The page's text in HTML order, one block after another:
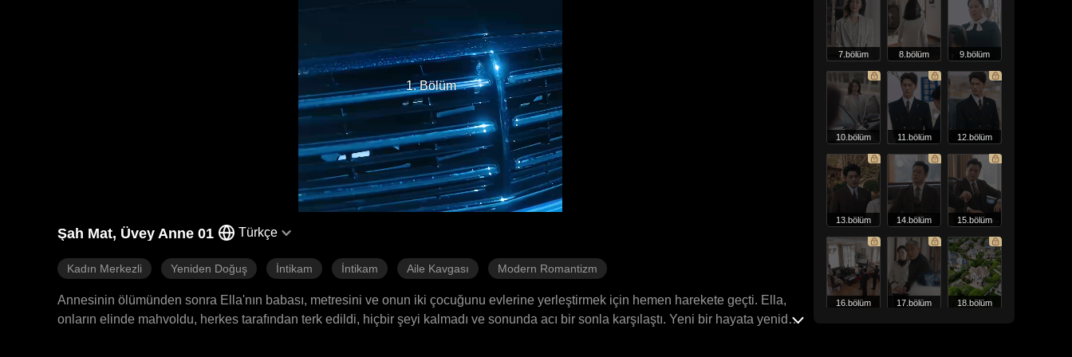
1. Bölüm
Şah Mat, Üvey Anne 01 Türkçe
Kadın Merkezli Yeniden Doğuş İntikam İntikam Aile Kavgası Modern Romantizm
Annesinin ölümünden sonra Ella'nın babası, metresini ve onun iki çocuğunu evlerine yerleştirmek için hemen harekete geçti. Ella,
onların elinde mahvoldu, herkes tarafından terk edildi, hiçbir şeyi kalmadı ve sonunda acı bir sonla karşılaştı. Yeni bir hayata yeniden
7.bölüm 8.bölüm 9.bölüm
10.bölüm 11.bölüm 12.bölüm
13.bölüm 14.bölüm 15.bölüm
16.bölüm 17.bölüm 18.bölüm